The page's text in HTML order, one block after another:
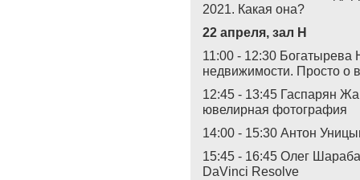
2021. Какая она?
22 апреля, зал Н
11:00 - 12:30
недвижимости. Просто о
12:45 - 13:45 Гаспарян
ювелирная фотография
14:00 - 15:30 Антон
15:45 - 16:45 Олег
DaVinci Resolve